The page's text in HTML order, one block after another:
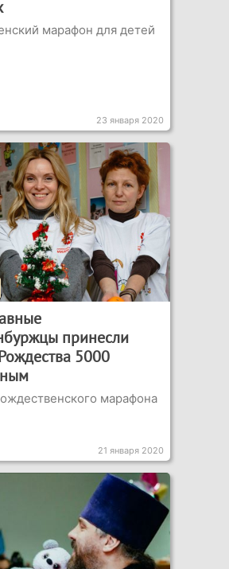
марафон для детей
23 января 2020
принесли
5000
марафона
21 января 2020